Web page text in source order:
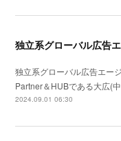
独立系グローバル広告エー
Partner＆HUBである大広(
2024.09.01 06:30